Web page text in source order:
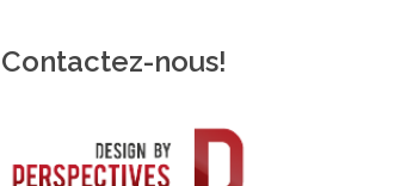
Contactez-nous!